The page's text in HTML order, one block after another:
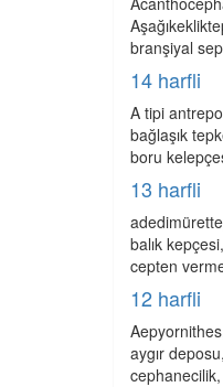
branşiyal
14 harfli
A tipi
bağlaşık
boru
13 harfli
balık
cepten
12 harfli
aygır